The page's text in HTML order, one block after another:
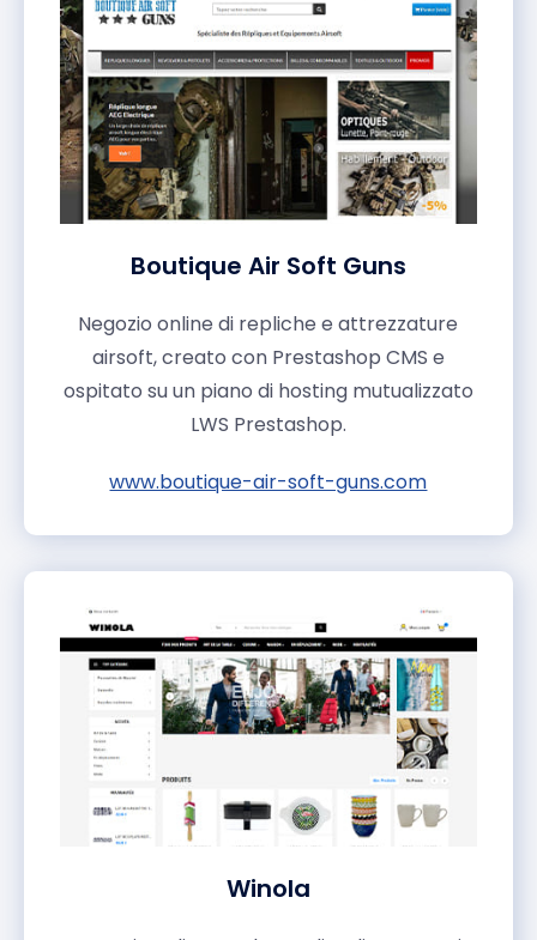
Boutique Air Soft Guns
Negozio online di repliche e attrezzature
airsoft, creato con Prestashop CMS e
ospitato su un piano di hosting mutualizzato
LWS Prestashop.
www.boutique-air-soft-guns.com
Winola